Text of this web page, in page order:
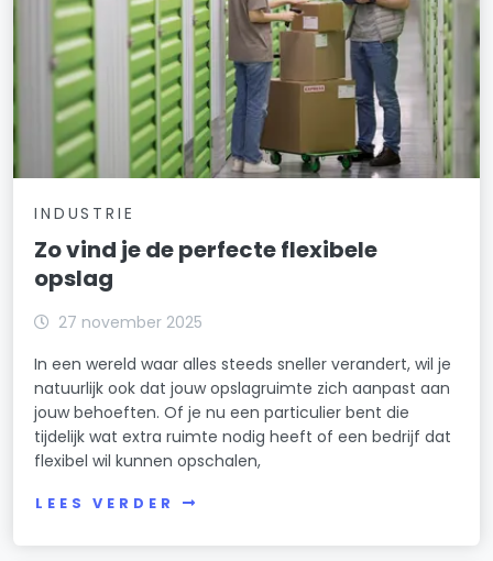
INDUSTRIE
Zo vind je de perfecte flexibele
opslag
27 november 2025
In een wereld waar alles steeds sneller verandert, wil je
natuurlijk ook dat jouw opslagruimte zich aanpast aan
jouw behoeften. Of je nu een particulier bent die
tijdelijk wat extra ruimte nodig heeft of een bedrijf dat
flexibel wil kunnen opschalen,
LEES VERDER